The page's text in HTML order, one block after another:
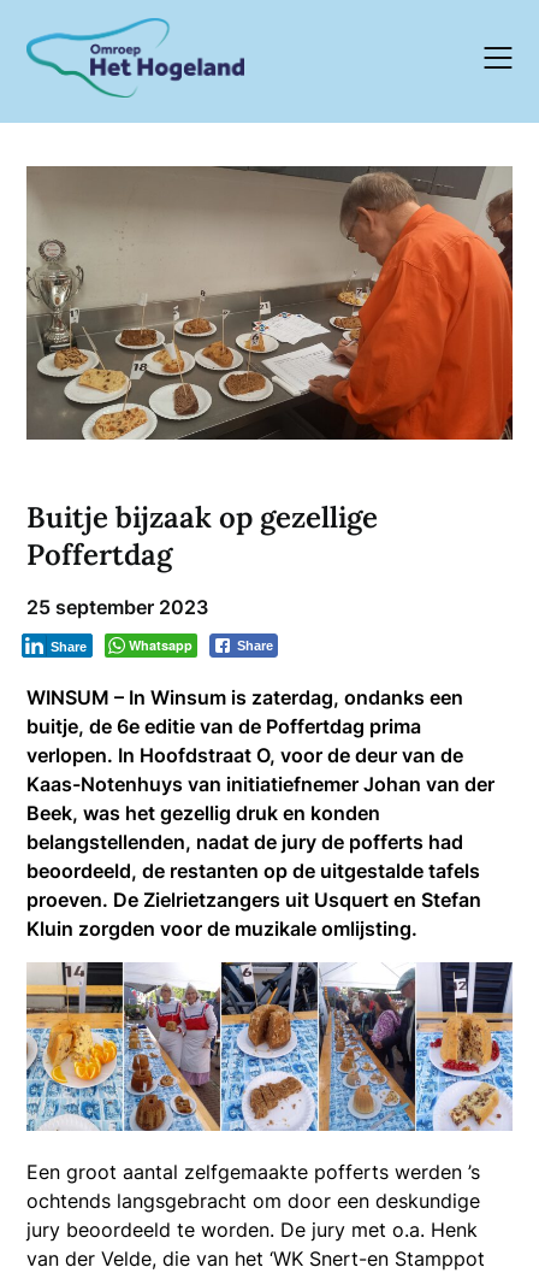
content
Buitje bijzaak op gezellige
Poffertdag
25 september 2023
Whatsapp Share
Share
WINSUM – In Winsum is zaterdag, ondanks een
buitje, de 6e editie van de Poffertdag prima
verlopen. In Hoofdstraat O, voor de deur van de
Kaas-Notenhuys van initiatiefnemer Johan van der
Beek, was het gezellig druk en konden
belangstellenden, nadat de jury de pofferts had
beoordeeld, de restanten op de uitgestalde tafels
proeven. De Zielrietzangers uit Usquert en Stefan
Kluin zorgden voor de muzikale omlijsting.
Een groot aantal zelfgemaakte pofferts werden ’s
ochtends langsgebracht om door een deskundige
jury beoordeeld te worden. De jury met o.a. Henk
van der Velde, die van het ‘WK Snert-en Stamppot